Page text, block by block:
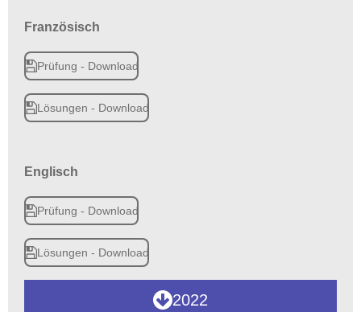
Französisch
Prüfung - Download
Lösungen - Download
Englisch
Prüfung - Download
Lösungen - Download
2022